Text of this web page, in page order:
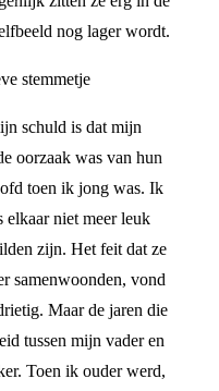
nog lager wordt.
stemmetje
schuld is dat mijn
oorzaak was van hun
toen ik jong was. Ik
elkaar niet meer leuk
zijn. Het feit dat ze
samenwoonden, vond
Maar de jaren die
tussen mijn vader en
Toen ik ouder werd,